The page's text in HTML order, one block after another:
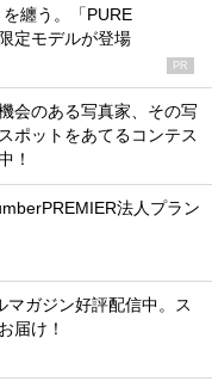
を纏う。「PURE
定モデルが登場
PR
会のある写真家、その写
ポットをあてるコンテス
！
法人プラン
マガジン好評配信中。ス
届け！